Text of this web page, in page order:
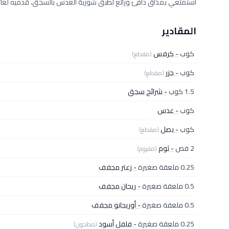
المقادير
كوب- كرفس(مقطع)
كوب- جزر (مقطع)
1.5 كوب
- شرائح سجق
كوب- عدس
كوب- بصل(مقطع)
2 فص - ثوم(مفروم)
0.25 ملعقة صغيرة
- زعتر مجفف
0.5 ملعقة صغيرة
- ريحان مجفف
0.5 ملعقة صغيرة
- أوريجانو مجفف
0.25 ملعقة صغيرة
- فلفل أسود(مطحون)